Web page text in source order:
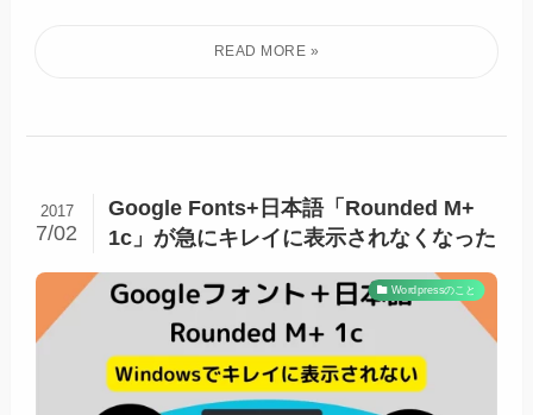
Google Fonts+日本語「Rounded M+
1c」が急にキレイに表示されなくなった
2017
7/02
Wordpressのこと